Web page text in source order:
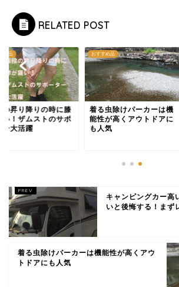
RELATED POST
め品
の昇り降りの時に膝
い！ザムストのサポ
ー大活躍
おすすめ品
着る虫除けパーカーは機
能性が高くアウトドアに
も人気
キャンピングカー高
いと後悔する！まず
着る虫除けパーカーは機能性が高くアウ
トドアにも人気